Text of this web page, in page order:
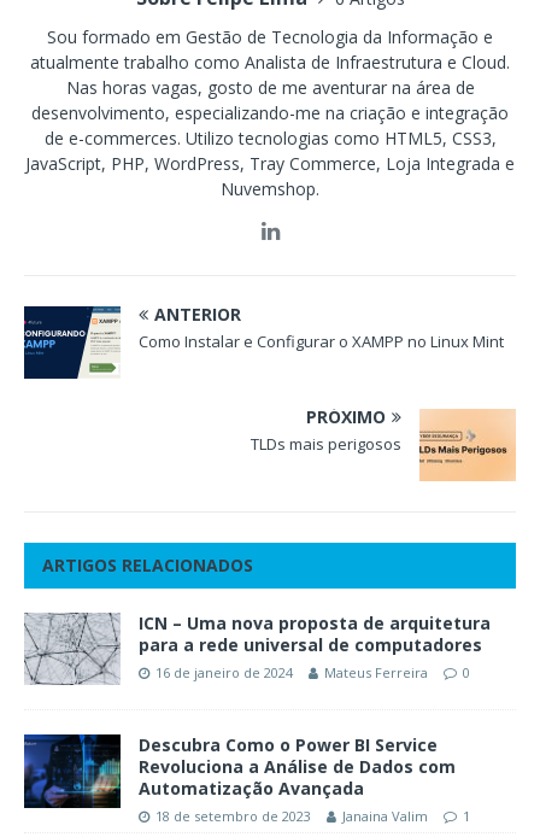
Sou formado em Gestão de Tecnologia da Informação e
atualmente trabalho como Analista de Infraestrutura e Cloud.
Nas horas vagas, gosto de me aventurar na área de
desenvolvimento, especializando-me na criação e integração
de e-commerces. Utilizo tecnologias como HTML5, CSS3,
JavaScript, PHP, WordPress, Tray Commerce, Loja Integrada e
Nuvemshop.
ANTERIOR
Como Instalar e Configurar o XAMPP no Linux Mint
PRÓXIMO
TLDs mais perigosos
ARTIGOS RELACIONADOS
ICN – Uma nova proposta de arquitetura
para a rede universal de computadores
16 de janeiro de 2024 Mateus Ferreira 0
Descubra Como o Power BI Service
Revoluciona a Análise de Dados com
Automatização Avançada
18 de setembro de 2023 Janaina Valim 1